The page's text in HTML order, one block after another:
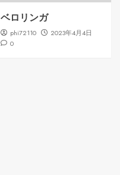
ベロリンガ
phi72110
2023年4月4日
0